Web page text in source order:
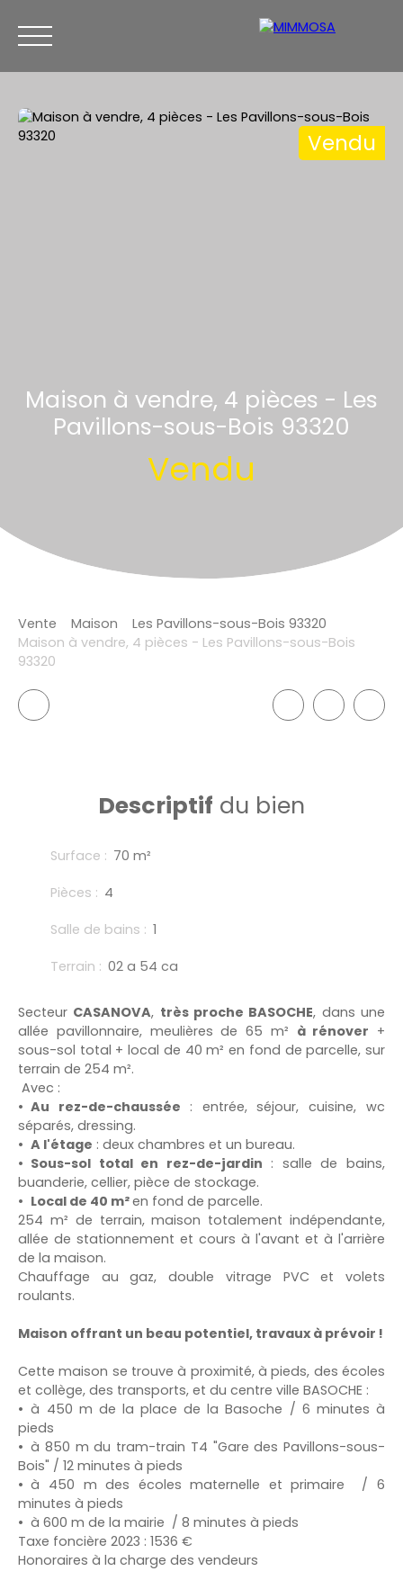
Vendu
Maison à vendre, 4 pièces - Les
Pavillons-sous-Bois 93320
Vendu
Vente Maison
Les Pavillons-sous-Bois 93320
Maison à vendre, 4 pièces - Les Pavillons-sous-Bois
93320
Descriptif du bien
Surface : 70 m²
Pièces : 4
Salle de bains : 1
Terrain : 02 a 54 ca
Secteur CASANOVA, très proche BASOCHE, dans une
allée pavillonnaire, meulières de 65 m² à rénover +
sous-sol total + local de 40 m² en fond de parcelle, sur
terrain de 254 m².
Avec :
Au rez-de-chaussée : entrée, séjour, cuisine, wc
séparés, dressing.
A l'étage : deux chambres et un bureau.
Sous-sol total en rez-de-jardin : salle de bains,
buanderie, cellier, pièce de stockage.
Local de 40 m²en fond de parcelle.
254 m² de terrain, maison totalement indépendante,
allée de stationnement et cours à l'avant et à l'arrière
de la maison.
Chauffage au gaz, double vitrage PVC et volets
roulants.
Maison offrant un beau potentiel, travaux à prévoir !
Cette maison se trouve à proximité, à pieds, des écoles
et collège, des transports, et du centre ville BASOCHE :
à 450 m de la place de la Basoche / 6 minutes à
pieds
à 850 m du tram-train T4 "Gare des Pavillons-sous-
Bois" / 12 minutes à pieds
à 450 m des écoles maternelle et primaire / 6
minutes à pieds
à 600 m de la mairie / 8 minutes à pieds
Taxe foncière 2023 : 1536 €
Honoraires à la charge des vendeurs